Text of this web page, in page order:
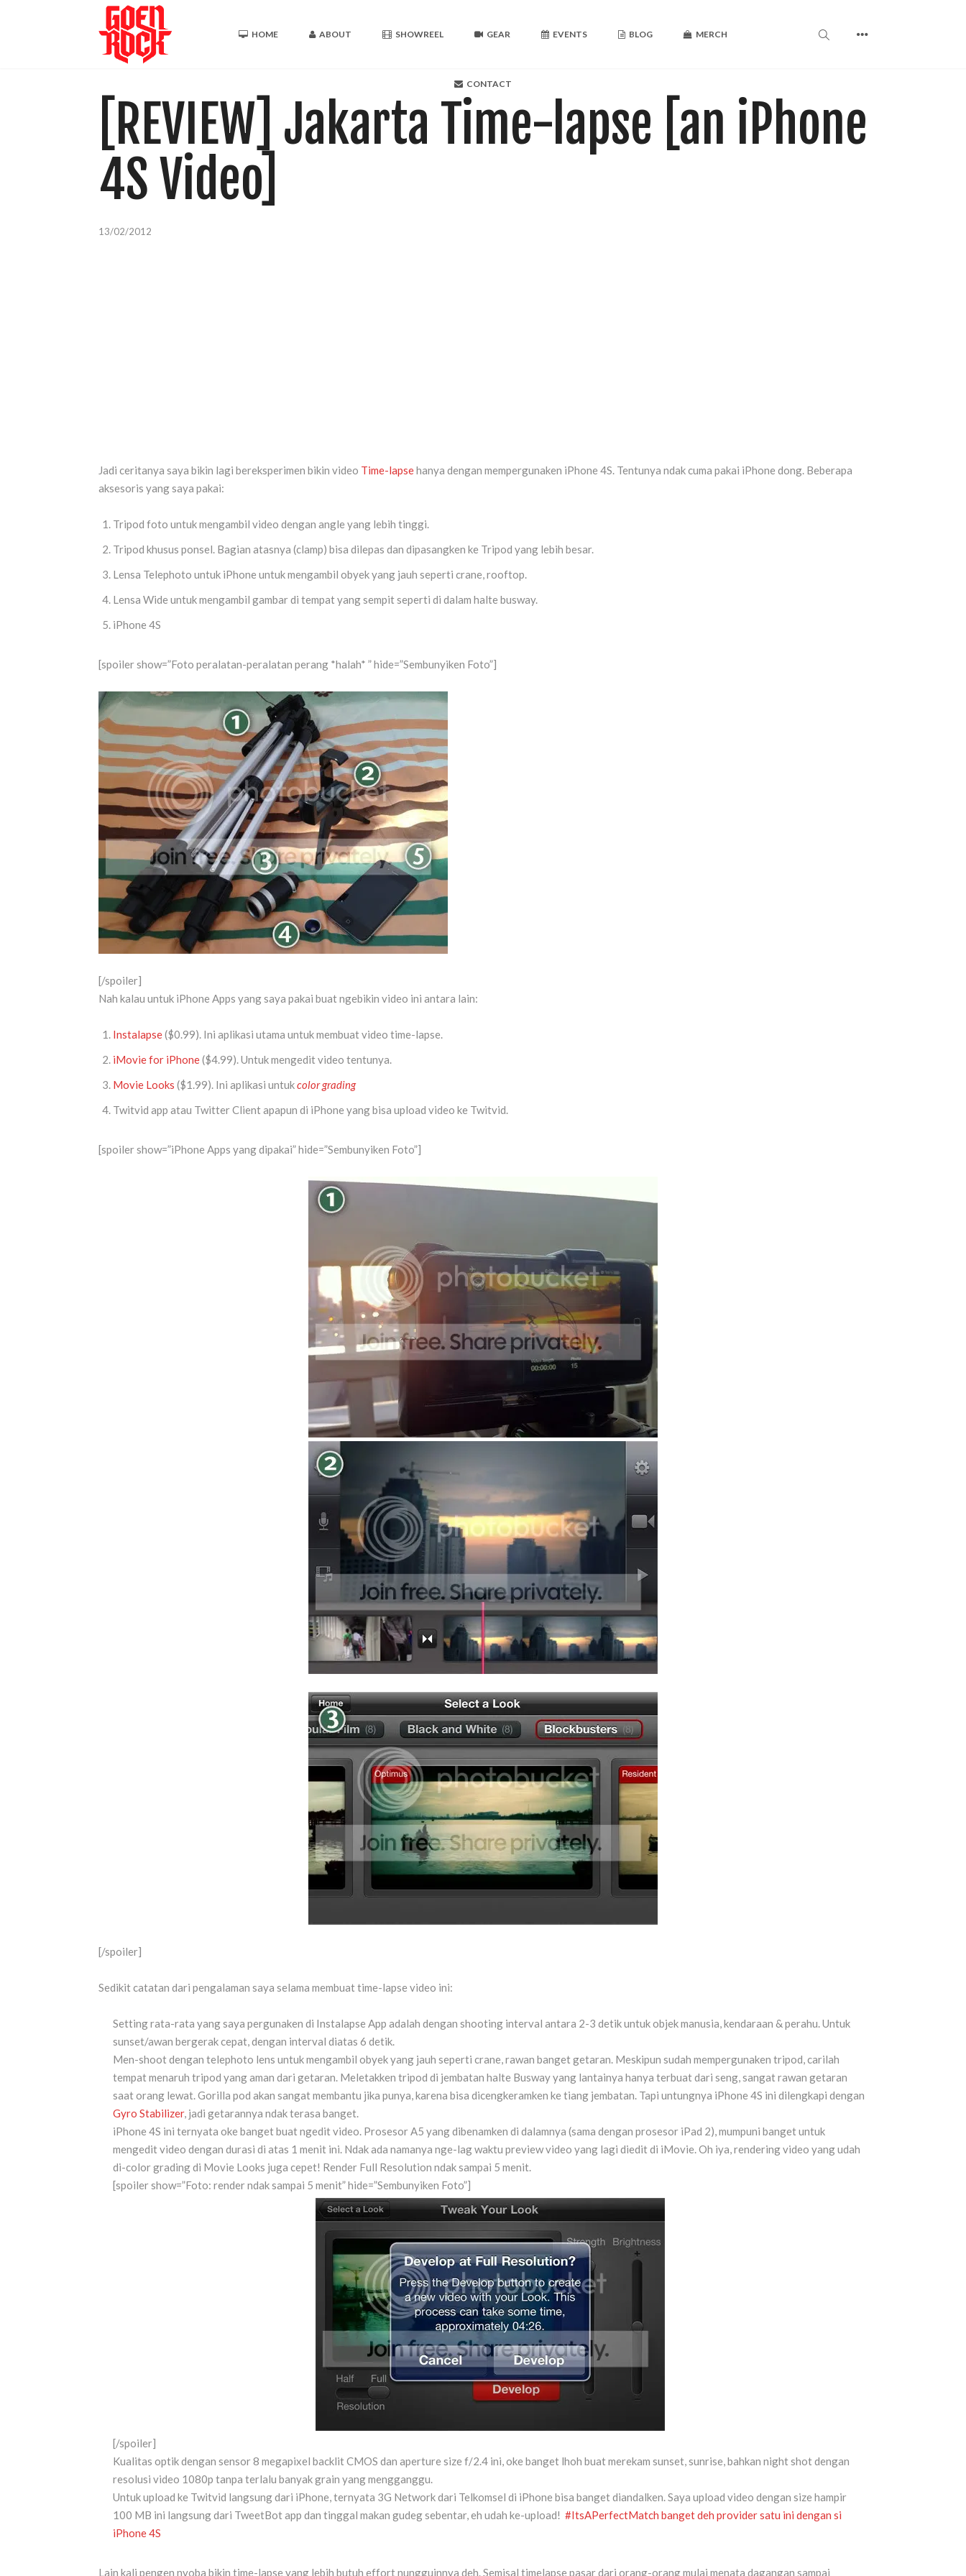
HOME ABOUT SHOWREEL GEAR EVENTS BLOG MERCH
CONTACT
[REVIEW] Jakarta Time-lapse [an iPhone
4S Video]
13/02/2012
Jadi ceritanya saya bikin lagi bereksperimen bikin video Time-lapsehanya dengan mempergunaken iPhone 4S. Tentunya ndak cuma pakai iPhone dong. Beberapa
aksesoris yang saya pakai:
Tripod foto untuk mengambil video dengan angle yang lebih tinggi.
Tripod khusus ponsel. Bagian atasnya (clamp) bisa dilepas dan dipasangken ke Tripod yang lebih besar.
Lensa Telephoto untuk iPhone untuk mengambil obyek yang jauh seperti crane, rooftop.
Lensa Wide untuk mengambil gambar di tempat yang sempit seperti di dalam halte busway.
iPhone 4S
[spoiler show=”Foto peralatan-peralatan perang *halah* ” hide=”Sembunyiken Foto”]
[/spoiler]
Nah kalau untuk iPhone Apps yang saya pakai buat ngebikin video ini antara lain:
Instalapse($0.99). Ini aplikasi utama untuk membuat video time-lapse.
iMovie for iPhone($4.99). Untuk mengedit video tentunya.
Movie Looks ($1.99). Ini aplikasi untukcolor grading
Twitvid app atau Twitter Client apapun di iPhone yang bisa upload video ke Twitvid.
[spoiler show=”iPhone Apps yang dipakai” hide=”Sembunyiken Foto”]
[/spoiler]
Sedikit catatan dari pengalaman saya selama membuat time-lapse video ini:
Setting rata-rata yang saya pergunaken di Instalapse App adalah dengan shooting interval antara 2-3 detik untuk objek manusia, kendaraan & perahu. Untuk
sunset/awan bergerak cepat, dengan interval diatas 6 detik.
Men-shoot dengan telephoto lens untuk mengambil obyek yang jauh seperti crane, rawan banget getaran. Meskipun sudah mempergunaken tripod, carilah
tempat menaruh tripod yang aman dari getaran. Meletakken tripod di jembatan halte Busway yang lantainya hanya terbuat dari seng, sangat rawan getaran
saat orang lewat. Gorilla pod akan sangat membantu jika punya, karena bisa dicengkeramken ke tiang jembatan. Tapi untungnya iPhone 4S ini dilengkapi dengan
Gyro Stabilizer, jadi getarannya ndak terasa banget.
iPhone 4S ini ternyata oke banget buat ngedit video. Prosesor A5 yang dibenamken di dalamnya (sama dengan prosesor iPad 2), mumpuni banget untuk
mengedit video dengan durasi di atas 1 menit ini. Ndak ada namanya nge-lag waktu preview video yang lagi diedit di iMovie. Oh iya, rendering video yang udah
di-color grading di Movie Looks juga cepet! Render Full Resolution ndak sampai 5 menit.
[spoiler show=”Foto: render ndak sampai 5 menit” hide=”Sembunyiken Foto”]
[/spoiler]
Kualitas optik dengan sensor 8 megapixel backlit CMOS dan aperture size f/2.4 ini, oke banget lhoh buat merekam sunset, sunrise, bahkan night shot dengan
resolusi video 1080p tanpa terlalu banyak grain yang mengganggu.
Untuk upload ke Twitvid langsung dari iPhone, ternyata 3G Network dari Telkomsel di iPhone bisa banget diandalken. Saya upload video dengan size hampir
100 MB ini langsung dari TweetBot app dan tinggal makan gudeg sebentar, eh udah ke-upload! #ItsAPerfectMatch banget deh provider satu ini dengan si
iPhone 4S
Lain kali pengen nyoba bikin time-lapse yang lebih butuh effort nungguinnya deh. Semisal timelapse pasar dari orang-orang mulai menata dagangan sampai